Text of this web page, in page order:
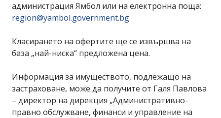
администрация Ямбол или на електронна поща:
region@yambol.government.bg
Класирането на офертите ще се извършва на
база „най-ниска“ предложена цена.
Информация за имуществото, подлежащо на
застраховане, може да получите от Галя Павлова
– директор на дирекция „Административно-
правно обслужване, финанси и управление на